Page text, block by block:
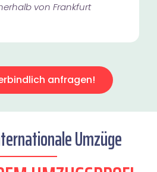
von Frankfurt​
anfragen!
Umzüge